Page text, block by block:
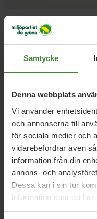
Samtycke
Denna webbplats
Vi använder
och annonserna till
för sociala medier och
vidarebefordrar även
information från din
annons- och
Dessa kan i sin tur
information som du
samlat in när du har